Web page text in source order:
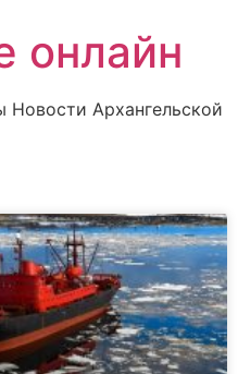
онлайн
Архангельской